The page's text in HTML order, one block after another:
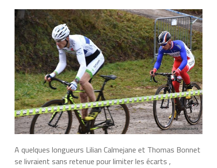
A quelques longueurs Lilian Calmejane et Thomas Bonnet
se livraient sans retenue pour limiter les écarts ,